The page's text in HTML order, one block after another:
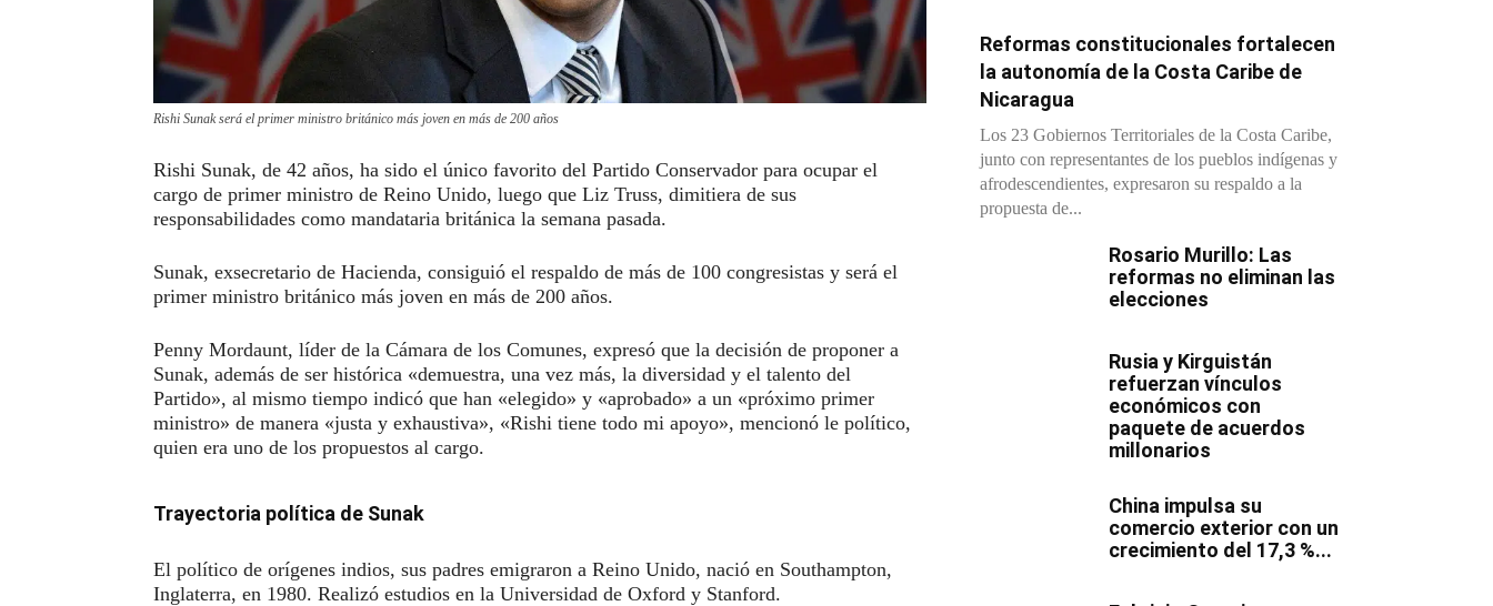
Rishi Sunak será el primer ministro británico más joven en más de 200 años
Rishi Sunak, de 42 años, ha sido el único favorito del Partido Conservador para ocupar el
cargo de primer ministro de Reino Unido, luego que Liz Truss, dimitiera de sus
responsabilidades como mandataria británica la semana pasada.
Sunak, exsecretario de Hacienda, consiguió el respaldo de más de 100 congresistas y será el
primer ministro británico más joven en más de 200 años.
Penny Mordaunt, líder de la Cámara de los Comunes, expresó que la decisión de proponer a
Sunak, además de ser histórica «demuestra, una vez más, la diversidad y el talento del
Partido», al mismo tiempo indicó que han «elegido» y «aprobado» a un «próximo primer
ministro» de manera «justa y exhaustiva», «Rishi tiene todo mi apoyo», mencionó le político,
quien era uno de los propuestos al cargo.
Trayectoria política de Sunak
El político de orígenes indios, sus padres emigraron a Reino Unido, nació en Southampton,
Inglaterra, en 1980. Realizó estudios en la Universidad de Oxford y Stanford.
Reformas constitucionales fortalecen
la autonomía de la Costa Caribe de
Nicaragua
Los 23 Gobiernos Territoriales de la Costa Caribe,
junto con representantes de los pueblos indígenas y
afrodescendientes, expresaron su respaldo a la
propuesta de...
Rosario Murillo: Las
reformas no eliminan las
elecciones
Rusia y Kirguistán
refuerzan vínculos
económicos con
paquete de acuerdos
millonarios
China impulsa su
comercio exterior con un
crecimiento del 17,3 %...